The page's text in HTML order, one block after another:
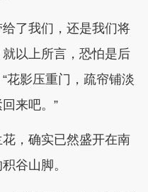
了我们，还是我们将
以上所言，恐怕是后
花影压重门，疏帘铺淡
来吧。”
，确实已然盛开在南
谷山脚。